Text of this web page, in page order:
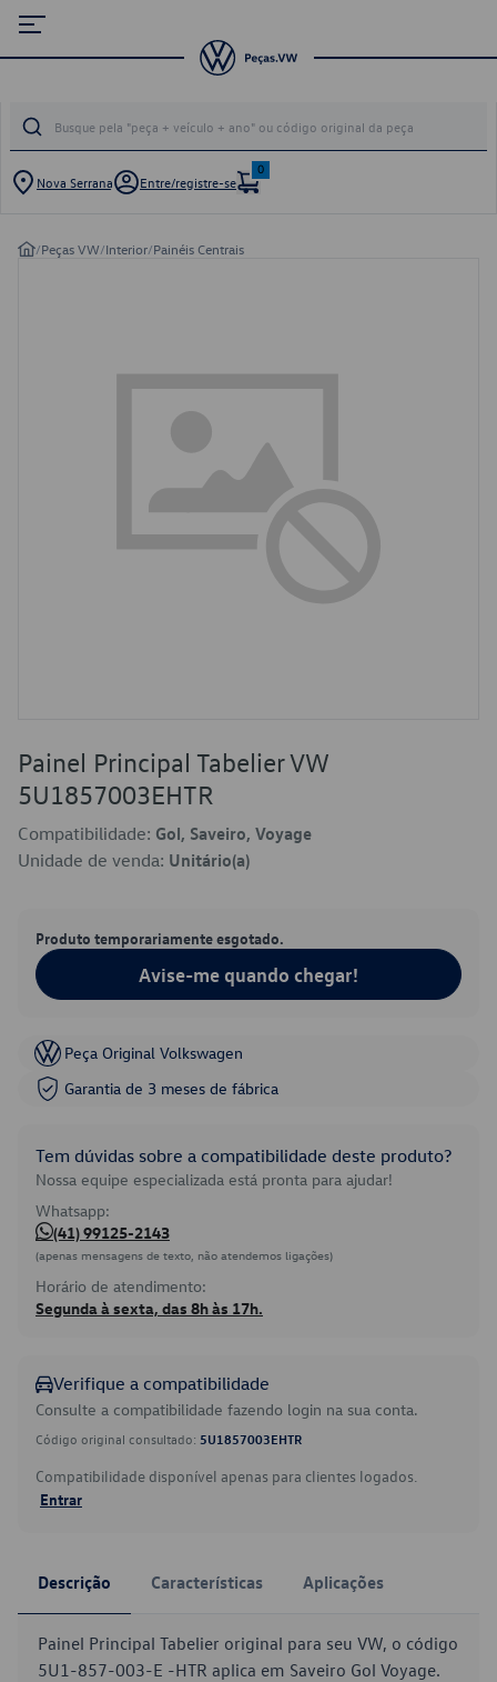
Nova Serrana Entre/registre-se
0
/Peças VW/Interior/Painéis Centrais
Painel Principal Tabelier VW
5U1857003EHTR
Compatibilidade: Gol, Saveiro, Voyage
Unidade de venda: Unitário(a)
Produto temporariamente esgotado.
Avise-me quando chegar!
Peça Original Volkswagen
Garantia de 3 meses de fábrica
Tem dúvidas sobre a compatibilidade deste produto?
Nossa equipe especializada está pronta para ajudar!
Whatsapp:
(41) 99125-2143
(apenas mensagens de texto, não atendemos ligações)
Horário de atendimento:
Segunda à sexta, das 8h às 17h.
Verifique a compatibilidade
Consulte a compatibilidade fazendo login na sua conta.
Código original consultado: 5U1857003EHTR
Compatibilidade disponível apenas para clientes logados.
Entrar
Descrição Características Aplicações
Painel Principal Tabelier original para seu VW, o código
5U1-857-003-E -HTR aplica em Saveiro Gol Voyage.